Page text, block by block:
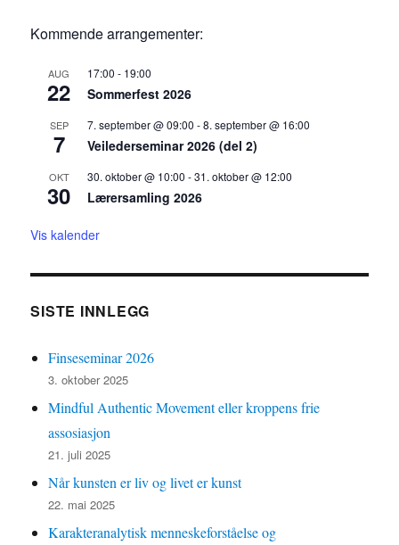
Kommende arrangementer:
AUG
22
17:00 - 19:00
Sommerfest 2026
SEP
7
7. september @ 09:00 -8. september @ 16:00
Veilederseminar 2026 (del 2)
OKT
30
30. oktober @ 10:00 -31. oktober @ 12:00
Lærersamling 2026
Vis kalender
SISTE INNLEGG
Finseseminar 2026
3. oktober 2025
Mindful Authentic Movement eller kroppens frie
assosiasjon
21. juli 2025
Når kunsten er liv og livet er kunst
22. mai 2025
Karakteranalytisk menneskeforståelse og